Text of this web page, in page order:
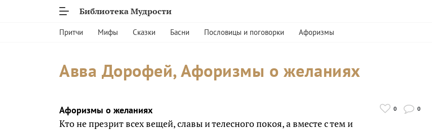
Библиотека Мудрости
Притчи Мифы Сказки Басни Пословицы и поговорки Афоризмы
Авва Дорофей, Афоризмы о желаниях
Афоризмы о желаниях
Кто не презрит всех вещей, славы и телесного покоя, а вместе с тем и
0 0